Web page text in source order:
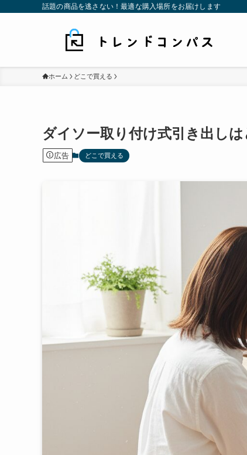
話題の商品を逃さない！最適な購入場所をお届けします
ホーム どこで買える
ダイソー取り付け式引き出し
広告 どこで買える